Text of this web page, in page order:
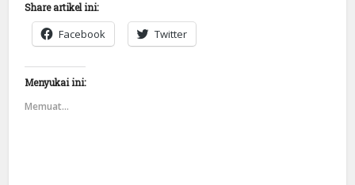
Share artikel ini:
Facebook Twitter
Menyukai ini:
Memuat...